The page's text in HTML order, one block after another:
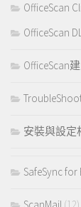
OfficeScan
OfficeScan
OfficeScan
安裝與設定
SafeSync for